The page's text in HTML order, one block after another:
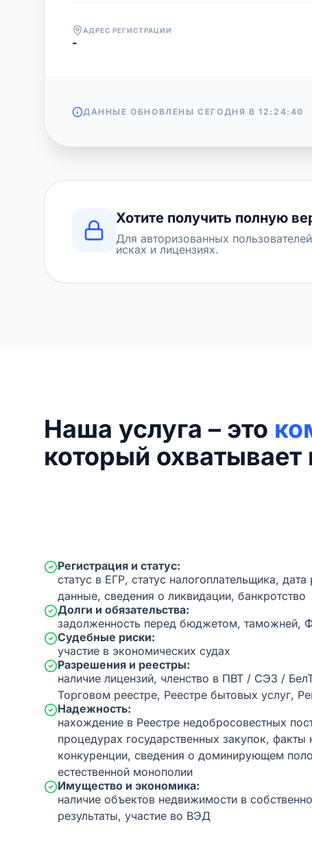
АДРЕС РЕГИСТРАЦИИ
-
ДАННЫЕ ОБНОВЛЕНЫ СЕГОДНЯ В12:24:40
Хотите получить полную
Для авторизованных
исках и лицензиях.
Наша услуга – это
который охватывает
Регистрация и статус:
статус в ЕГР, статус налогоплательщика,
данные, сведения о ликвидации, банкротство
Долги и обязательства:
задолженность перед бюджетом, таможней,
Судебные риски:
участие в экономических судах
Разрешения и реестры:
наличие лицензий, членство в ПВТ / СЭЗ /
Торговом реестре, Реестре бытовых услуг,
Надежность:
нахождение в Реестре недобросовестных
процедурах государственных закупок, факты
конкуренции, сведения о доминирующем
естественной монополии
Имущество и экономика:
наличие объектов недвижимости в
результаты, участие во ВЭД